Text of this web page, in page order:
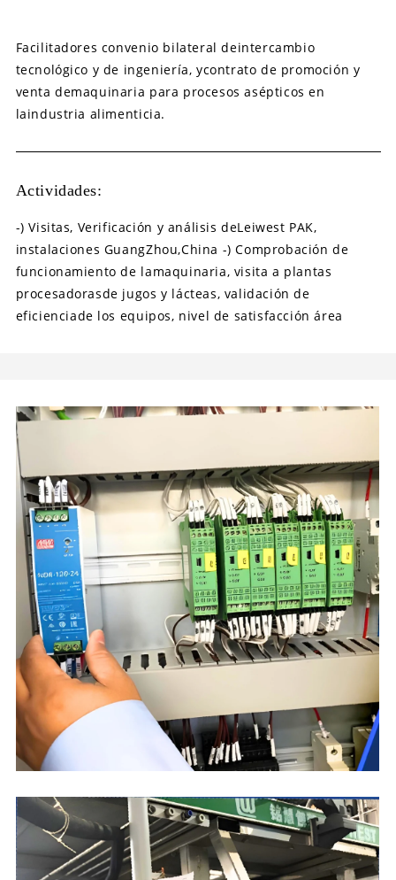
Facilitadores convenio bilateral deintercambio
tecnológico y de ingeniería, ycontrato de promoción y
venta demaquinaria para procesos asépticos en
laindustria alimenticia.
Actividades:
-) Visitas, Verificación y análisis deLeiwest PAK,
instalaciones GuangZhou,China -) Comprobación de
funcionamiento de lamaquinaria, visita a plantas
procesadorasde jugos y lácteas, validación de
eficienciade los equipos, nivel de satisfacción área